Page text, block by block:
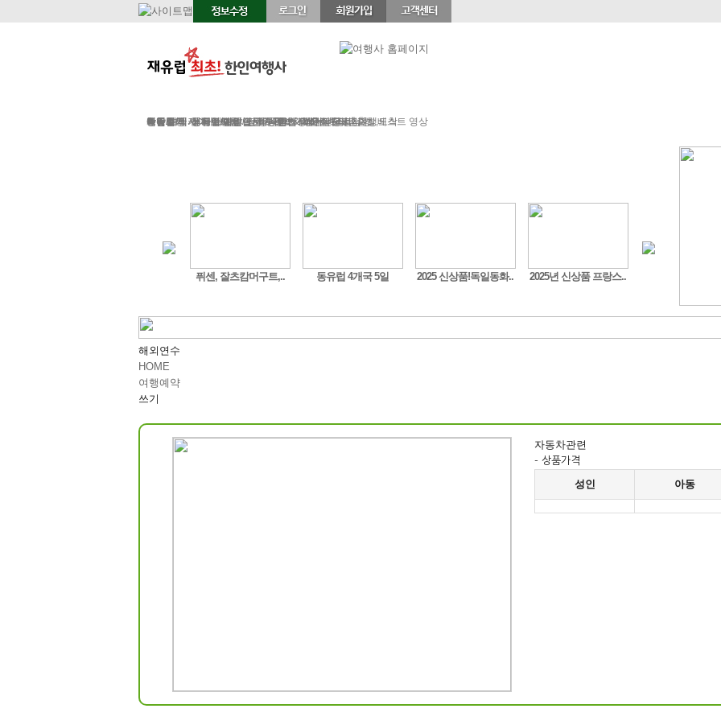
서유럽 동유럽/발칸 동서유럽 런던/파리 출발,도착
부활절 성탄절/연말연시 이벤트/시즌투어
북유럽/러시아 아이슬란드 Fire & Ice
그리스/터키 스페인/포르투갈 이집트
한국/미국 테마여행 허니문 레저 맞춤여행
박람회 해외연수 전시/공연 VIP 의전
독일여행 가이드&차량 예약 대행 서비스
항공.호텔.열차
여행후기 포토앨범 여행정보 가이드 컬럼 베스트 영상
예약문의 자주하는 질문 승차장소 공지사항
2025 신상품!독일동화.. 2025년 신상품 프랑스..
퓌센, 잘츠캄머구트,.. 동유럽 4개국 5일
해외연수
HOME
여행예약
쓰기
자동차관련
- 상품가격
성인 아동